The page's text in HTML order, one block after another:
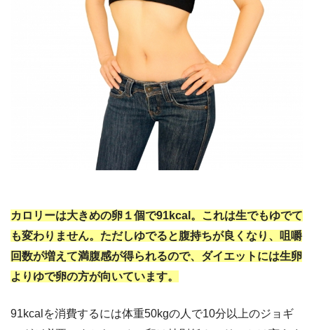
カロリーは大きめの卵１個で91kcal。これは生でもゆでて
も変わりません。ただしゆでると腹持ちが良くなり、咀嚼
回数が増えて満腹感が得られるので、ダイエットには生卵
よりゆで卵の方が向いています。
91kcalを消費するには体重50kgの人で10分以上のジョギ